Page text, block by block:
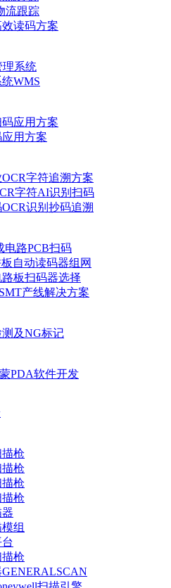
流跟踪
读码方案
理系统
WMS
应用方案
用方案
字符追溯方案
字符AI识别扫码
识别抄码追溯
电路PCB扫码
自动读码器组网
路板扫码器选择
产线解决方案
及NG标记
PDA软件开发
枪
枪
枪
枪
组
描枪